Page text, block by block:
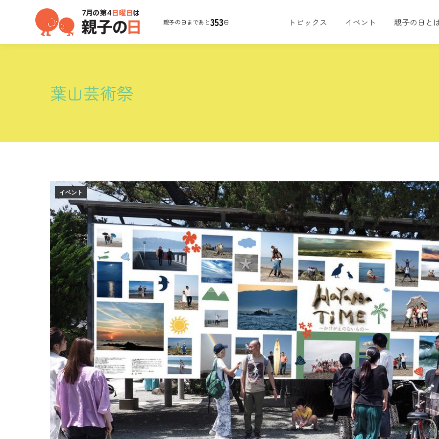
親子の日まであと353日 トピックス イベント 親子の日と
葉山芸術祭
イベント